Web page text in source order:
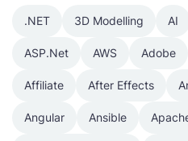
.NET 3D Modelling AI
ASP.Net AWS Adobe
Affiliate After Effects
Angular Ansible